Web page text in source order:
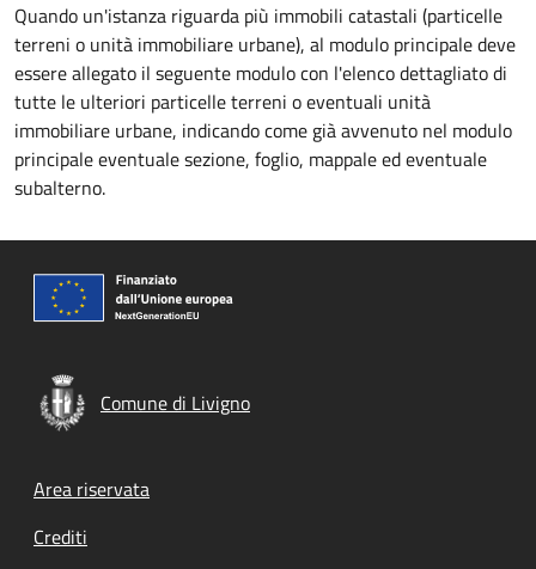
Quando un'istanza riguarda più immobili catastali (particelle
terreni o unità immobiliare urbane), al modulo principale deve
essere allegato il seguente modulo con l'elenco dettagliato di
tutte le ulteriori particelle terreni o eventuali unità
immobiliare urbane, indicando come già avvenuto nel modulo
principale eventuale sezione, foglio, mappale ed eventuale
subalterno.
Comune di Livigno
Footer menu
Area riservata
Crediti